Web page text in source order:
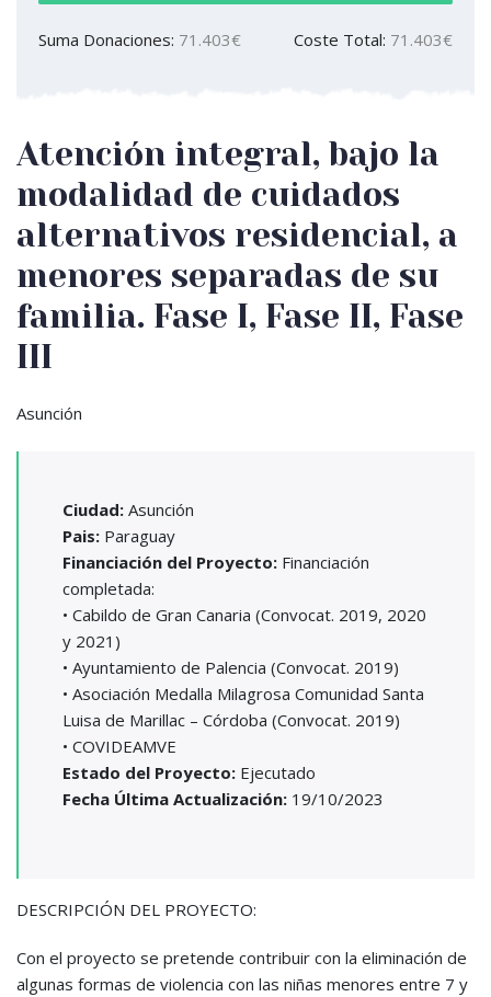
Suma Donaciones: 71.403€ Coste Total: 71.403€
Atención integral, bajo la
modalidad de cuidados
alternativos residencial, a
menores separadas de su
familia. Fase I, Fase II, Fase
III
Asunción
Ciudad: Asunción
Pais: Paraguay
Financiación del Proyecto: Financiación
completada:
• Cabildo de Gran Canaria (Convocat. 2019, 2020
y 2021)
• Ayuntamiento de Palencia (Convocat. 2019)
• Asociación Medalla Milagrosa Comunidad Santa
Luisa de Marillac – Córdoba (Convocat. 2019)
• COVIDEAMVE
Estado del Proyecto: Ejecutado
Fecha Última Actualización: 19/10/2023
DESCRIPCIÓN DEL PROYECTO:
Con el proyecto se pretende contribuir con la eliminación de
algunas formas de violencia con las niñas menores entre 7 y